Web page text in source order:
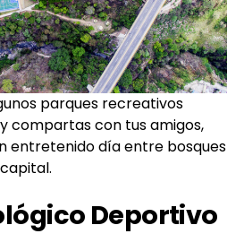
parques recreativos
compartas con tus amigos,
entretenido día entre bosques
Deportivo